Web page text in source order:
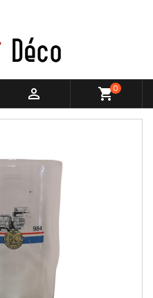
 shopping_cart0